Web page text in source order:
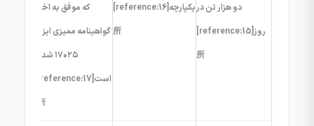
دو هزار تن در
所
所
که موفق به اخذ
گواهینامه ممیزی ایزو
۱۷۰۲۵ شده
所